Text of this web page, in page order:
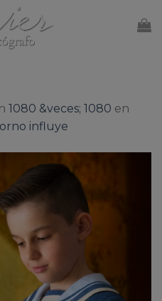
1080 &veces; 1080 en
influye